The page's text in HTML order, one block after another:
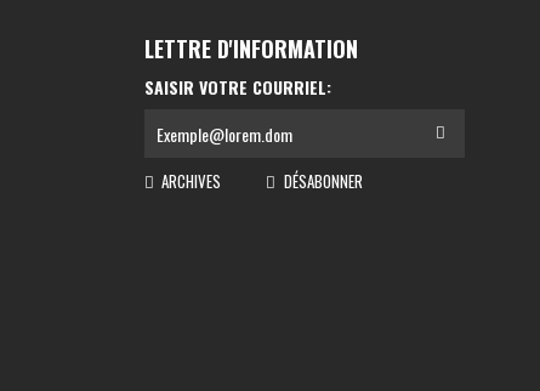
LETTRE D'INFORMATION
SAISIR VOTRE COURRIEL:
ARCHIVES DÉSABONNER